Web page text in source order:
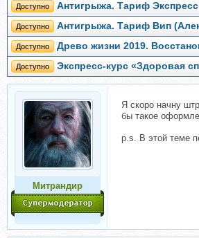
Доступно Антигрыжа. Тариф
Доступно Антигрыжа. Тариф Вип
Доступно Древо жизни 2019.
Доступно Экспресс-курс «Здоровая
Митрандир
Я скоро начну
бы такое
p.s. В этой теме